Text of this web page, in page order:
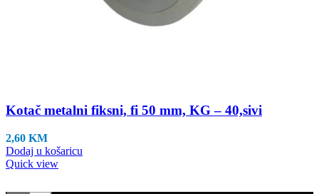
Kotač metalni fiksni, fi 50 mm, KG – 40,sivi
2,60 KM
Dodaj u košaricu
Quick view